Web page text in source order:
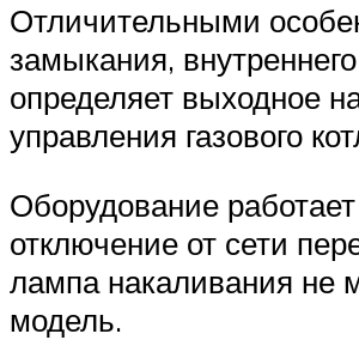
Отличительными
замыкания,
определяет выходное
управления газового
Оборудование
отключение от сети
лампа накаливания не
модель.